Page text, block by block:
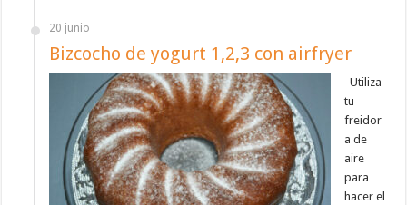
20 junio
Bizcocho de yogurt 1,2,3 con airfryer
Utiliza
tu
freidor
a de
aire
para
hacer el